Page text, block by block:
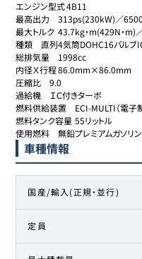
エンジン型式	4B11
最高出力	313ps(230kW)／6500rpm
最大トルク	43.7kg・m(429N・m)／3500rpm
種類	直列4気筒DOHC16バルブICターボ
総排気量	1998cc
内径Ｘ行程	86.0mm×86.0mm
圧縮比	9.0
過給機	ＩＣ付きターボ
燃料供給装置	ECI-MULTI（電子制御燃料噴射）
燃料タンク容量	55リットル
使用燃料	無鉛プレミアムガソリン
車種情報
国産/輸入(正規・並行)
定員